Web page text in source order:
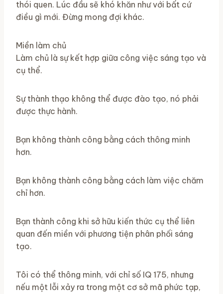
thói quen. Lúc đầu sẽ khó khăn như với bất cứ
điều gì mới. Đừng mong đợi khác.
Miền làm chủ
Làm chủ là sự kết hợp giữa công việc sáng tạo và
cụ thể.
Sự thành thạo không thể được đào tạo, nó phải
được thực hành.
Bạn không thành công bằng cách thông minh
hơn.
Bạn không thành công bằng cách làm việc chăm
chỉ hơn.
Bạn thành công khi sở hữu kiến ​​thức cụ thể liên
quan đến miền với phương tiện phân phối sáng
tạo.
Tôi có thể thông minh, với chỉ số IQ 175, nhưng
nếu một lỗi xảy ra trong một cơ sở mã phức tạp,